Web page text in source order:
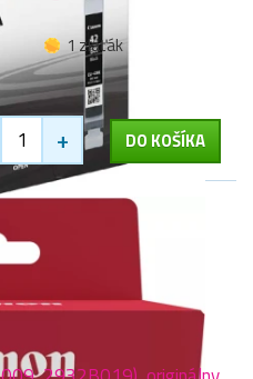
1 zlaťák
+ DO KOŠÍKA